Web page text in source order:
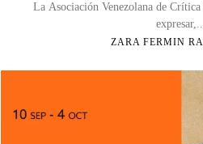
La Asociación Venezolana de
ZARA FERMIN